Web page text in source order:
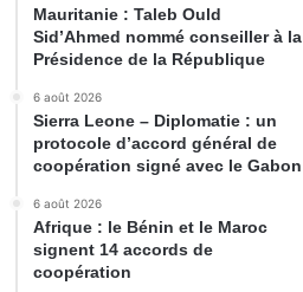
Mauritanie : Taleb Ould
Sid’Ahmed nommé conseiller à la
Présidence de la République
6 août 2026
Sierra Leone – Diplomatie : un
protocole d’accord général de
coopération signé avec le Gabon
6 août 2026
Afrique : le Bénin et le Maroc
signent 14 accords de
coopération